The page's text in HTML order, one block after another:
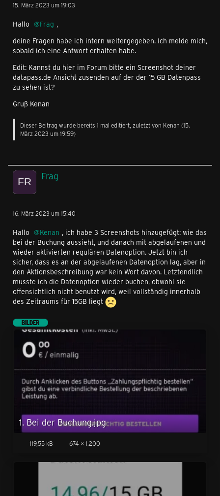
15. März 2023 um 19:03
Hallo Frag ,
deine Fragen habe ich intern weitergegeben. Ich melde mich,
sobald ich eine Antwort erhalten habe.
Edit: Kannst du hier im Forum bitte ein Screenshot deiner
datapass.de Ansicht zusenden auf der der 15 GB Datenpass
zu sehen ist?
Gruß Kenan
Dieser Beitrag wurde bereits 1 mal editiert, zuletzt von Kenan (15.
März 2023 um 19:59)
Frag
16. März 2023 um 15:40
Hallo Kenan , ich habe 3 Screenshots hinzugefügt: wie das
bei der Buchung aussieht, und danach mit abgelaufenen und
wieder aktivierten regulären Datenoption. Jetzt bin ich
sicher, dass es an der abgelaufenen Datenoption lag, aber in
den Aktionsbeschreibung war kein Wort davon. Letztendlich
musste ich die Datenoption wieder buchen, obwohl sie
offensichtlich nicht benutzt wird, weil vollständig innerhalb
des Zeitraums für 15GB liegt
BILDER
1. Bei der Buchung.jpg
119,55 kB 674 × 1.200